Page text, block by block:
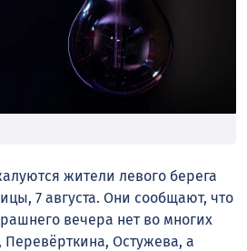
жители левого берега
7 августа. Они сообщают, что
вечера нет во многих
Остужева, а